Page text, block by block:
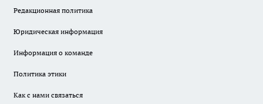
Редакционная политика
Юридическая информация
Информация о команде
Политика этики
Как с нами связаться